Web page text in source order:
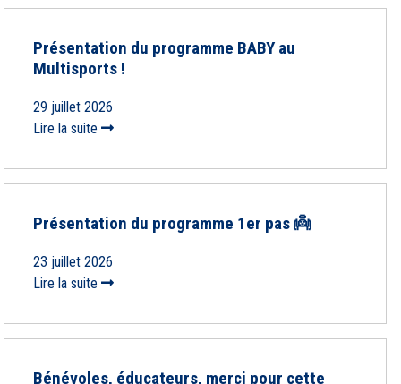
Présentation du programme BABY au
Multisports !
29 juillet 2026
Lire la suite
Présentation du programme 1er pas 👼
23 juillet 2026
Lire la suite
Bénévoles, éducateurs, merci pour cette